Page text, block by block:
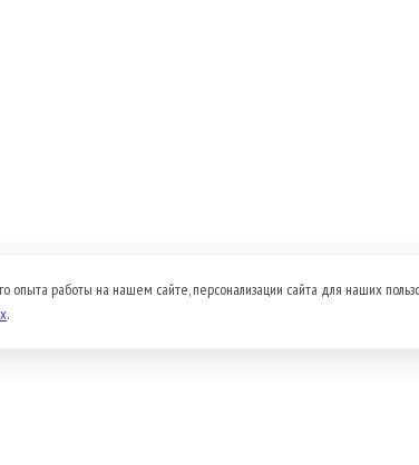
работы на нашем сайте, персонализации сайта для наших
.